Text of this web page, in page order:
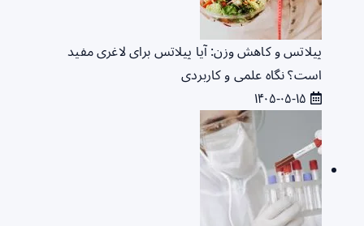
پیلاتس و کاهش وزن: آیا پیلاتس برای لاغری مفید
است؟ نگاه علمی و کاربردی